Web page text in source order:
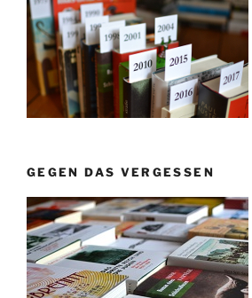
GEGEN DAS VERGESSEN